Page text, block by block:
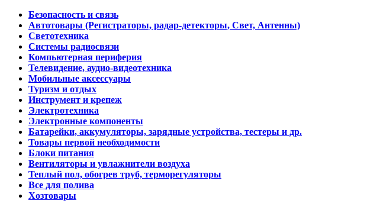
Безопасность и связь
Автотовары (Регистраторы, радар-детекторы, Свет, Антенны)
Светотехника
Системы радиосвязи
Компьютерная периферия
Телевидение, аудио-видеотехника
Мобильные аксессуары
Туризм и отдых
Инструмент и крепеж
Электротехника
Электронные компоненты
Батарейки, аккумуляторы, зарядные устройства, тестеры и др.
Товары первой необходимости
Блоки питания
Вентиляторы и увлажнители воздуха
Теплый пол, обогрев труб, терморегуляторы
Все для полива
Хозтовары